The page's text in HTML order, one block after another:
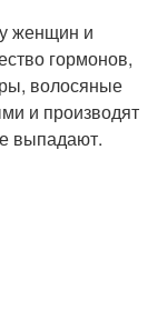
женщин и
гормонов,
волосяные
и производят
выпадают.